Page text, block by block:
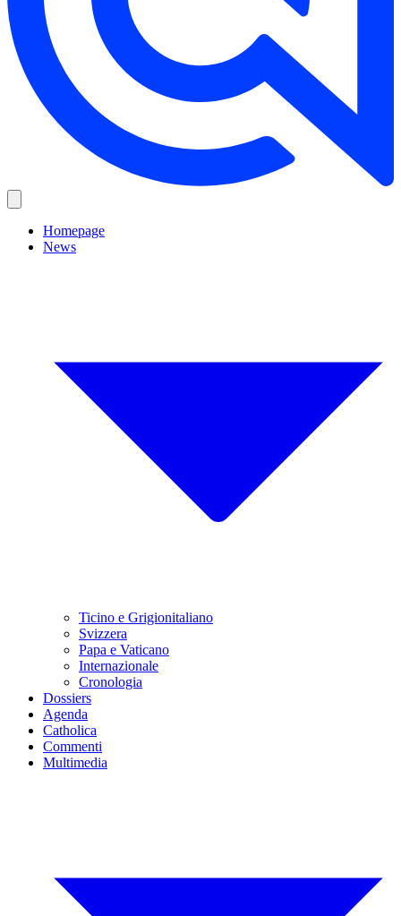
Homepage
News
Ticino e Grigionitaliano
Svizzera
Papa e Vaticano
Internazionale
Cronologia
Dossiers
Agenda
Catholica
Commenti
Multimedia